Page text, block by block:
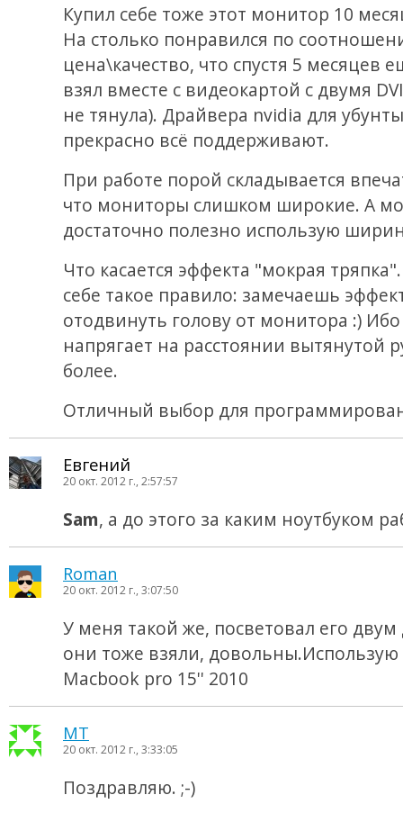
Купил себе тоже этот монитор 10
На столько понравился по
цена\качество, что спустя 5 месяцев
взял вместе с видеокартой с двумя
не тянула). Драйвера nvidia для
прекрасно всё поддерживают.
При работе порой складывается
что мониторы слишком широкие. А
достаточно полезно использую
Что касается эффекта "мокрая
себе такое правило: замечаешь
отодвинуть голову от монитора :)
напрягает на расстоянии вытянутой
более.
Отличный выбор для
Евгений
20 окт. 2012 г., 2:57:57
Sam, а до этого за каким ноутбуком
Roman
20 окт. 2012 г., 3:07:50
У меня такой же, посветовал его
они тоже взяли, довольны.Использую
Macbook pro 15'' 2010
MT
20 окт. 2012 г., 3:33:05
Поздравляю. ;-)